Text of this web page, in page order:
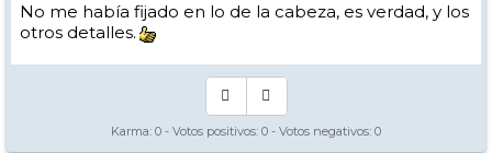
ejemplo
No me había fijado en lo de la cabeza, es verdad, y los
otros detalles.
Karma: 0 - Votos positivos: 0 - Votos negativos: 0